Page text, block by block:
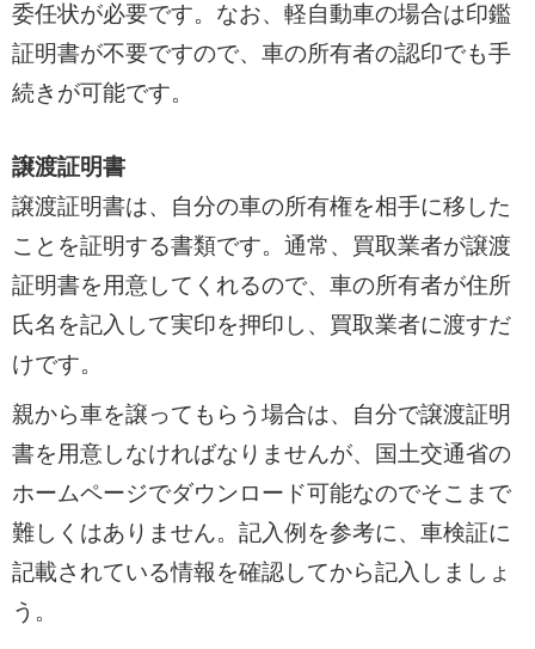
委任状が必要です。なお、軽自動車の場合は印鑑
証明書が不要ですので、車の所有者の認印でも手
続きが可能です。
譲渡証明書
譲渡証明書は、自分の車の所有権を相手に移した
ことを証明する書類です。通常、買取業者が譲渡
証明書を用意してくれるので、車の所有者が住所
氏名を記入して実印を押印し、買取業者に渡すだ
けです。
親から車を譲ってもらう場合は、自分で譲渡証明
書を用意しなければなりませんが、国土交通省の
ホームページでダウンロード可能なのでそこまで
難しくはありません。記入例を参考に、車検証に
記載されている情報を確認してから記入しましょ
う。